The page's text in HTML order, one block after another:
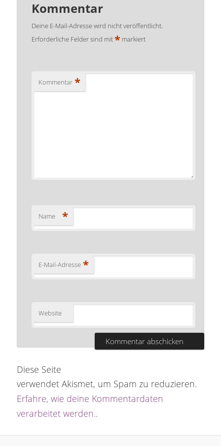
Kommentar
Deine E-Mail-Adresse wird nicht veröffentlicht.
Erforderliche Felder sind mit* markiert
Kommentar *
Name *
E-Mail-Adresse *
Website
Diese Seite
verwendet Akismet, um Spam zu reduzieren.
Erfahre, wie deine Kommentardaten
verarbeitet werden..